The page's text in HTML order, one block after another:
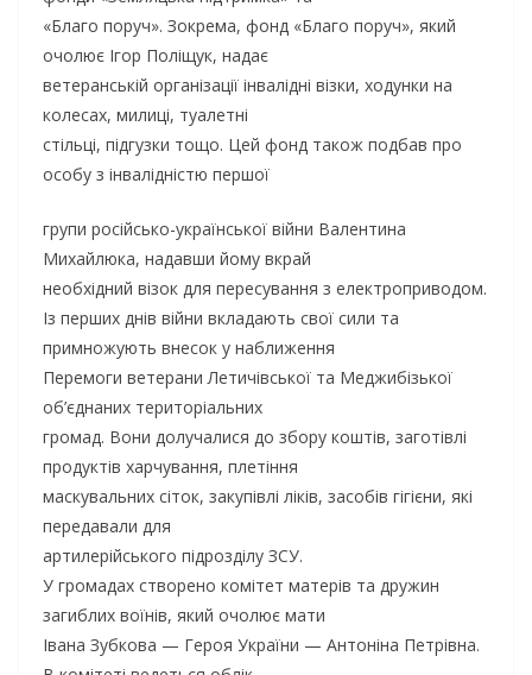
«Благо поруч». Зокрема, фонд «Благо поруч», який
очолює Ігор Поліщук, надає
ветеранській організації інвалідні візки, ходунки на
колесах, милиці, туалетні
стільці, підгузки тощо. Цей фонд також подбав про
особу з інвалідністю першої
групи російсько-української війни Валентина
Михайлюка, надавши йому вкрай
необхідний візок для пересування з електроприводом.
Із перших днів війни вкладають свої сили та
примножують внесок у наближення
Перемоги ветерани Летичівської та Меджибізької
об’єднаних територіальних
громад. Вони долучалися до збору коштів, заготівлі
продуктів харчування, плетіння
маскувальних сіток, закупівлі ліків, засобів гігієни, які
передавали для
артилерійського підрозділу ЗСУ.
У громадах створено комітет матерів та дружин
загиблих воїнів, який очолює мати
Івана Зубкова — Героя України — Антоніна Петрівна.